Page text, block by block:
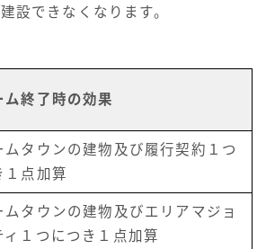
設できなくなります。
ム終了時の効果
ムタウンの建物及び履行契約１つ
１点加算
ムタウンの建物及びエリアマジョ
ィ１つにつき１点加算